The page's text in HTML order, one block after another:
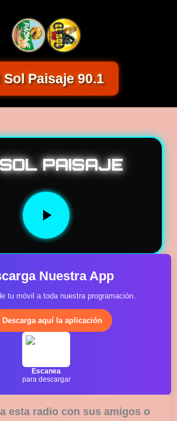
Sol Paisaje 90.1
PAISAJE
Nuestra App
tu móvil a toda nuestra programación.
Descarga aquí la aplicación
Escanea
para descargar
esta radio con sus amigos o